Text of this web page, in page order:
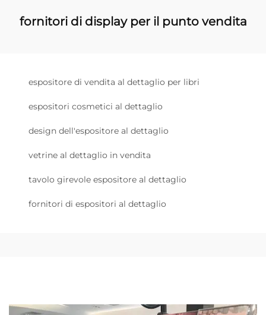
fornitori di display per il punto vendita
espositore di vendita al dettaglio per libri
espositori cosmetici al dettaglio
design dell'espositore al dettaglio
vetrine al dettaglio in vendita
tavolo girevole espositore al dettaglio
fornitori di espositori al dettaglio